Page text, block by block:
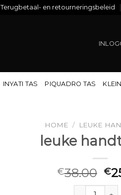
Terugbetaal- en retourneringsbeleid
INYATI TAS PIQUADRO TAS
HOME / LEUKE
leuke
€38.00 €
leuke